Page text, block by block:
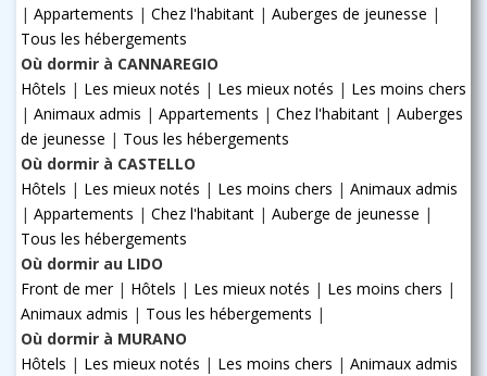
| Appartements | Chez l'habitant | Auberges de jeunesse |
Tous les hébergements
Où dormir à CANNAREGIO
Hôtels | Les mieux notés | Les mieux notés | Les moins chers
| Animaux admis | Appartements | Chez l'habitant | Auberges
de jeunesse | Tous les hébergements
Où dormir à CASTELLO
Hôtels | Les mieux notés | Les moins chers | Animaux admis
| Appartements | Chez l'habitant | Auberge de jeunesse |
Tous les hébergements
Où dormir au LIDO
Front de mer| Hôtels | Les mieux notés | Les moins chers |
Animaux admis | Tous les hébergements |
Où dormir à MURANO
Hôtels | Les mieux notés | Les moins chers | Animaux admis